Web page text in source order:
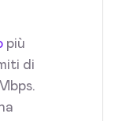
più
di